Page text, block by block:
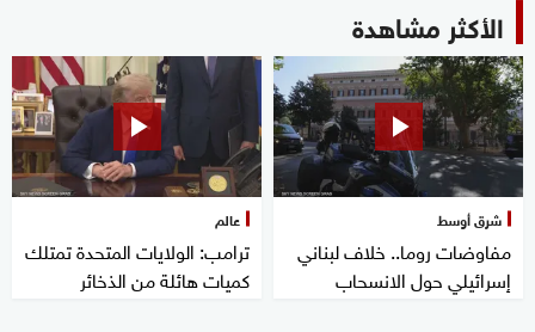
الأكثر مشاهدة
شرق أوسط
مفاوضات روما.. خلاف لبناني
إسرائيلي حول الانسحاب
عالم
ترامب: الولايات المتحدة تمتلك
كميات هائلة من الذخائر